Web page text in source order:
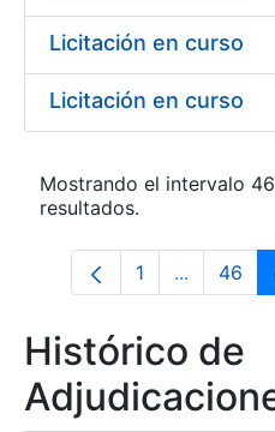
Licitación en curso
Licitación en curso
Mostrando el intervalo
resultados.
Página
1 ...Páginas
46
Histórico de